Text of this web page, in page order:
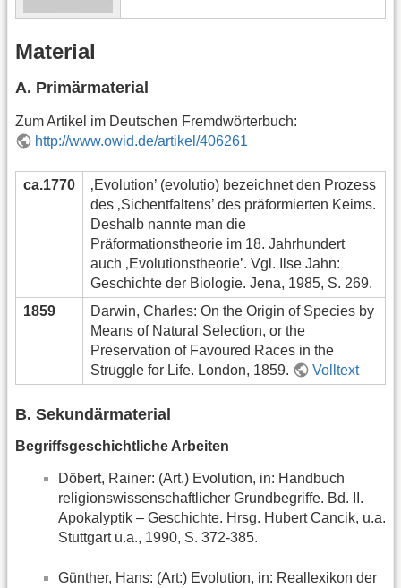
Material
A. Primärmaterial
Zum Artikel im Deutschen Fremdwörterbuch:
http://www.owid.de/artikel/406261
ca.1770
‚Evolution’ (evolutio) bezeichnet den Prozess
des ‚Sichentfaltens’ des präformierten Keims.
Deshalb nannte man die
Präformationstheorie im 18. Jahrhundert
auch ‚Evolutionstheorie’. Vgl. Ilse Jahn:
Geschichte der Biologie. Jena, 1985, S. 269.
1859
Darwin, Charles: On the Origin of Species by
Means of Natural Selection, or the
Preservation of Favoured Races in the
Struggle for Life. London, 1859.
Volltext
B. Sekundärmaterial
Begriffsgeschichtliche Arbeiten
Döbert, Rainer: (Art.) Evolution, in: Handbuch
religionswissenschaftlicher Grundbegriffe. Bd. II.
Apokalyptik – Geschichte. Hrsg. Hubert Cancik, u.a.
Stuttgart u.a., 1990, S. 372-385.
Günther, Hans: (Art:) Evolution, in: Reallexikon der